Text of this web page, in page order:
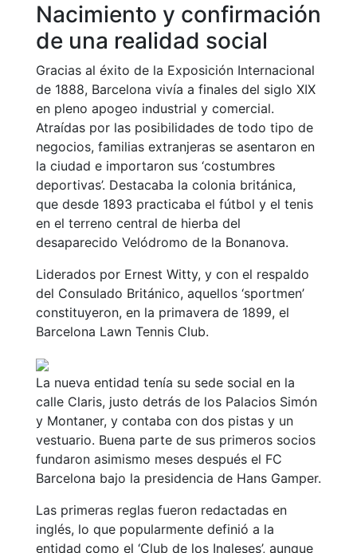
Organización
Junta
Comisiones
y comités
Estructura
ejecutiva
Fundación
Servicios
Instalaciones
Preguntas
(FAQs)
Trabaja con
nosotros
Área deportiva
Tenis
Escuela de
tenis
Next Gen
Palmarés
Leyendas
Jugadores
Nacimiento y confirmación
de una realidad social
Gracias al éxito de la Exposición Internacional
de 1888, Barcelona vivía a finales del siglo XIX
en pleno apogeo industrial y comercial.
Atraídas por las posibilidades de todo tipo de
negocios, familias extranjeras se asentaron en
la ciudad e importaron sus ‘costumbres
deportivas’. Destacaba la colonia británica,
que desde 1893 practicaba el fútbol y el tenis
en el terreno central de hierba del
desaparecido Velódromo de la Bonanova.
Liderados por Ernest Witty, y con el respaldo
del Consulado Británico, aquellos ‘sportmen’
constituyeron, en la primavera de 1899, el
Barcelona Lawn Tennis Club.
La nueva entidad tenía su sede social en la
calle Claris, justo detrás de los Palacios Simón
y Montaner, y contaba con dos pistas y un
vestuario. Buena parte de sus primeros socios
fundaron asimismo meses después el FC
Barcelona bajo la presidencia de Hans Gamper.
Las primeras reglas fueron redactadas en
inglés, lo que popularmente definió a la
entidad como el ‘Club de los Ingleses’, aunque